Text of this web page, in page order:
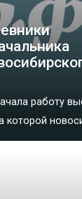
работу
которой